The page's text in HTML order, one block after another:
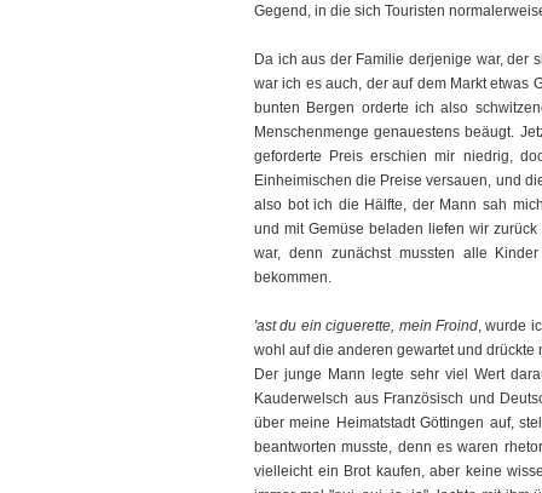
Gegend, in die sich Touristen
Da ich aus der Familie derjenige war, der
war ich es auch, der auf dem Markt etwas
bunten Bergen orderte ich also
Menschenmenge genauestens beäugt.
geforderte Preis erschien mir niedrig,
Einheimischen die Preise versauen, und
also bot ich die Hälfte, der Mann sah
und mit Gemüse beladen liefen wir
war, denn zunächst mussten alle
bekommen.
'ast du ein ciguerette, mein Froind, wurde
wohl auf die anderen gewartet und
Der junge Mann legte sehr viel Wert
Kauderwelsch aus Französisch und
über meine Heimatstadt Göttingen auf,
beantworten musste, denn es waren
vielleicht ein Brot kaufen, aber keine